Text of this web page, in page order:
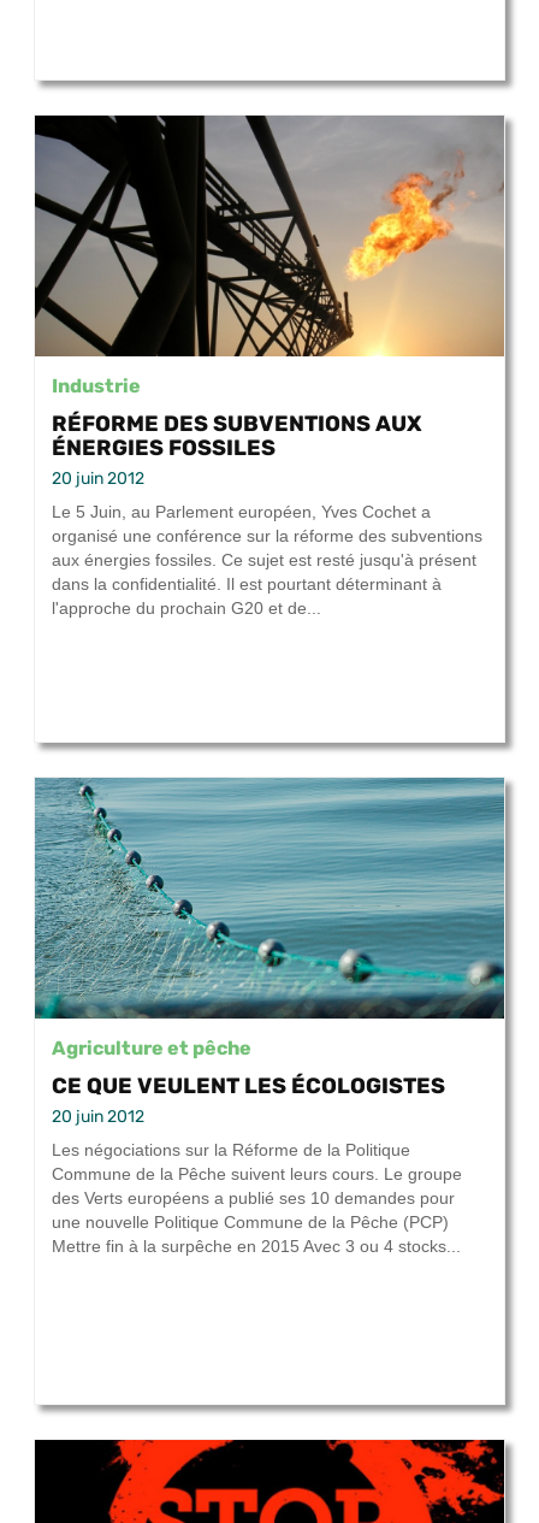
Industrie
RÉFORME DES SUBVENTIONS AUX
ÉNERGIES FOSSILES
20 juin 2012
Le 5 Juin, au Parlement européen, Yves Cochet a
organisé une conférence sur la réforme des subventions
aux énergies fossiles. Ce sujet est resté jusqu'à présent
dans la confidentialité. Il est pourtant déterminant à
l'approche du prochain G20 et de...
Agriculture et pêche
CE QUE VEULENT LES ÉCOLOGISTES
20 juin 2012
Les négociations sur la Réforme de la Politique
Commune de la Pêche suivent leurs cours. Le groupe
des Verts européens a publié ses 10 demandes pour
une nouvelle Politique Commune de la Pêche (PCP)
Mettre fin à la surpêche en 2015 Avec 3 ou 4 stocks...